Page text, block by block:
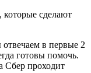
которые сделают
в первые 2
готовы помочь.
Сбер проходит